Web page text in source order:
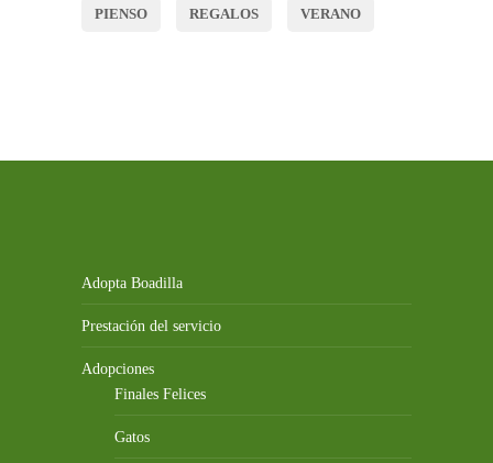
PIENSO REGALOS VERANO
Adopta Boadilla
Prestación del servicio
Adopciones
Finales Felices
Gatos